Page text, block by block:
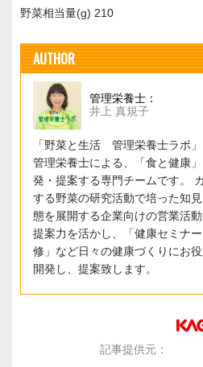
野菜相当量(g) 210
AUTHOR
管理栄養士：
井上 真規子
「野菜と生活 管理栄養士ラボ
管理栄養士による、「食と健康
発・提案する専門チームです。
する野菜の研究活動で培った知
態を展開する企業向けの営業活
提案力を活かし、「健康セミナ
修」など日々の健康づくりにお
開発し、提案致します。
記事提供元：